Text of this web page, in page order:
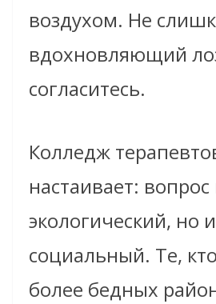
воздухом. Не
вдохновляющий
согласитесь.
Колледж
настаивает:
экологический, но и
социальный. Те,
более бедных